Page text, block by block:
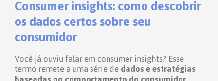
Consumer insights: como descobrir
os dados certos sobre seu
consumidor
Você já ouviu falar em consumer insights? Esse
termo remete a uma série de dados e estratégias
baseadas no comportamento do consumidor.